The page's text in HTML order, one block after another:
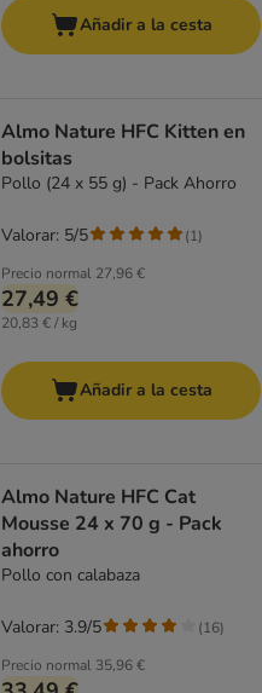
Añadir a la cesta
Almo Nature HFC Kitten en
bolsitas
Pollo (24 x 55 g) - Pack Ahorro
Precio normal 27,96 €
27,49 €
20,83 € / kg
Valorar: 5/5 (1)
Añadir a la cesta
Almo Nature HFC Cat
Mousse 24 x 70 g - Pack
ahorro
Pollo con calabaza
Precio normal 35,96 €
Valorar: 3.9/5 (16)